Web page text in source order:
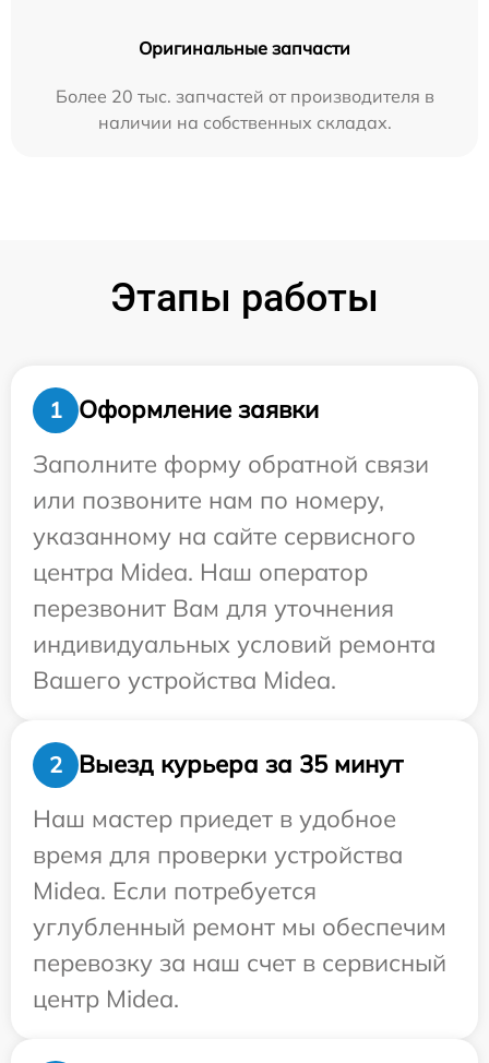
Оригинальные запчасти
Более 20 тыс. запчастей от производителя в
наличии на собственных складах.
Этапы работы
1
Оформление заявки
Заполните форму обратной связи
или позвоните нам по номеру,
указанному на сайте сервисного
центра Midea. Наш оператор
перезвонит Вам для уточнения
индивидуальных условий ремонта
Вашего устройства Midea.
2
Выезд курьера за 35 минут
Наш мастер приедет в удобное
время для проверки устройства
Midea. Если потребуется
углубленный ремонт мы обеспечим
перевозку за наш счет в сервисный
центр Midea.